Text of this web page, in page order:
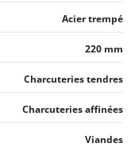
Acier trempé
220 mm
Charcuteries tendres
Charcuteries affinées
Viandes